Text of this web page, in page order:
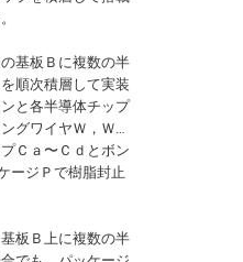
基板Ｂに複数の半
順次積層して実装
と各半導体チップ
グワイヤＷ，Ｗ…
Ｃａ〜Ｃｄとボン
ージＰで樹脂封止
板Ｂ上に複数の半